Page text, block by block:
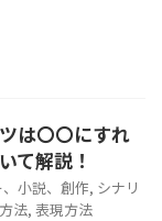
は〇〇にすれ
て解説！
小説、創作, シナリ
法, 表現方法